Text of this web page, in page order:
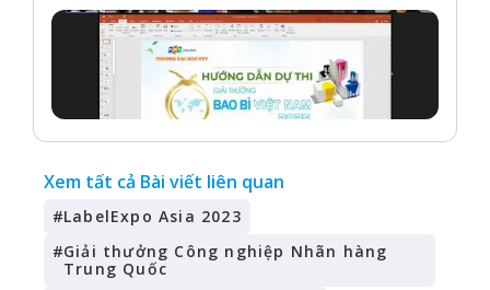
Xem tất cả Bài viết liên quan
#LabelExpo Asia 2023
#Giải thưởng Công nghiệp Nhãn hàng
Trung Quốc